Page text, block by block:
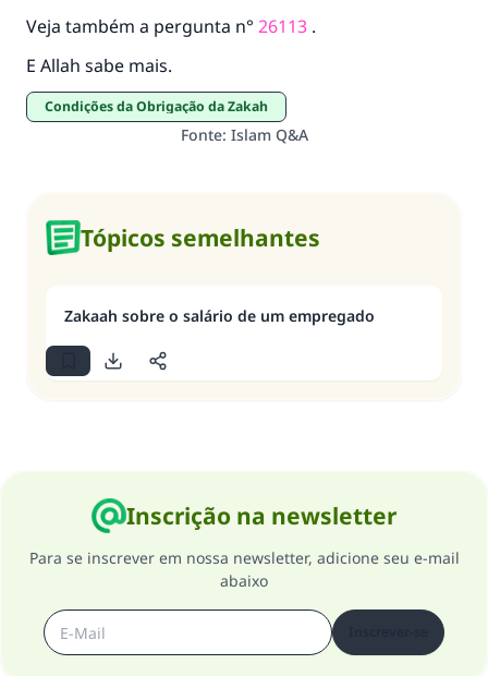
Veja também a pergunta n° 26113 .
E Allah sabe mais.
Condições da Obrigação da Zakah
Fonte: Islam Q&A
Tópicos semelhantes
Zakaah sobre o salário de um empregado
Inscrição na newsletter
Para se inscrever em nossa newsletter, adicione seu e-mail
abaixo